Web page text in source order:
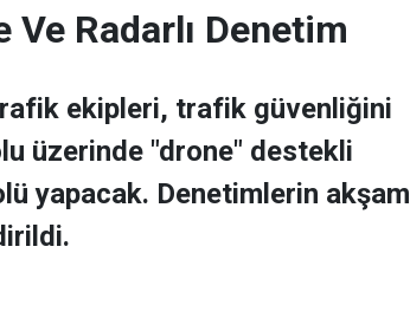
Radarlı Denetim
ekipleri, trafik güvenliğini
üzerinde "drone" destekli
yapacak. Denetimlerin akşam